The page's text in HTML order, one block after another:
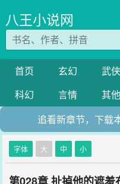
八王小说网
首页 玄幻 武侠
科幻
言情 其他
追看新章节，下载
字体 大 中 小